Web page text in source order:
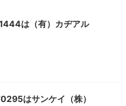
は（有）カヂアル
はサンケイ（株）